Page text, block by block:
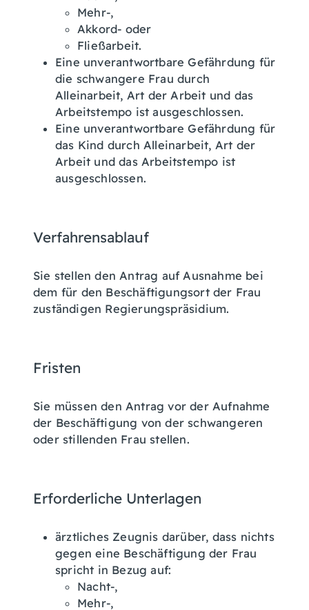
Mehr-,
Akkord- oder
Fließarbeit.
Eine unverantwortbare Gefährdung für
die schwangere Frau durch
Alleinarbeit, Art der Arbeit und das
Arbeitstempo ist ausgeschlossen.
Eine unverantwortbare Gefährdung für
das Kind durch Alleinarbeit, Art der
Arbeit und das Arbeitstempo ist
ausgeschlossen.
Verfahrensablauf
Sie stellen den Antrag auf Ausnahme bei
dem für den Beschäftigungsort der Frau
zuständigen Regierungspräsidium.
Fristen
Sie müssen den Antrag vor der Aufnahme
der Beschäftigung von der schwangeren
oder stillenden Frau stellen.
Erforderliche Unterlagen
ärztliches Zeugnis darüber, dass nichts
gegen eine Beschäftigung der Frau
spricht in Bezug auf:
Nacht-,
Mehr-,